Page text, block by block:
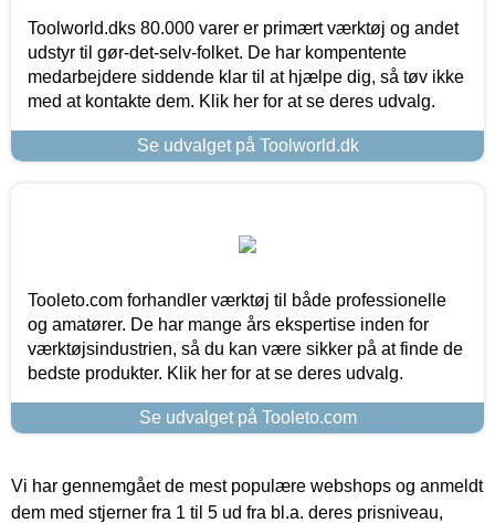
Toolworld.dks 80.000 varer er primært værktøj og andet
udstyr til gør-det-selv-folket. De har kompentente
medarbejdere siddende klar til at hjælpe dig, så tøv ikke
med at kontakte dem. Klik her for at se deres udvalg.
Se udvalget på Toolworld.dk
Tooleto.com forhandler værktøj til både professionelle
og amatører. De har mange års ekspertise inden for
værktøjsindustrien, så du kan være sikker på at finde de
bedste produkter. Klik her for at se deres udvalg.
Se udvalget på Tooleto.com
Vi har gennemgået de mest populære webshops og anmeldt
dem med stjerner fra 1 til 5 ud fra bl.a. deres prisniveau,